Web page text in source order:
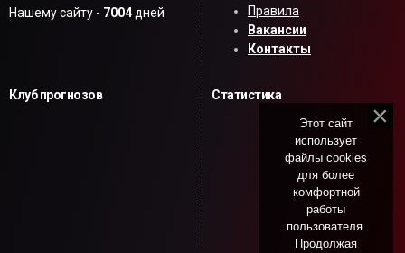
Нашему сайту - 7004 дней
Правила
Вакансии
Контакты
Клуб прогнозов Статистика
Этот сайт
использует
файлы cookies
для более
комфортной
работы
пользователя.
Продолжая